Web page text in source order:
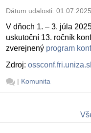
Dátum udalosti: 01.07.2025
V dňoch 1. – 3. júla
uskutoční 13. ročník
zverejnený program
Zdroj:
| Komunita